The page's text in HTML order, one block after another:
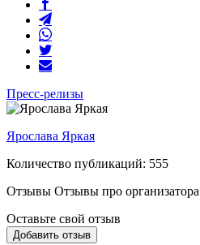
Пресс-релизы
Ярослава Яркая
Количество публикаций: 555
Отзывы Отзывы про организатора
Оставьте свой отзыв
Добавить отзыв